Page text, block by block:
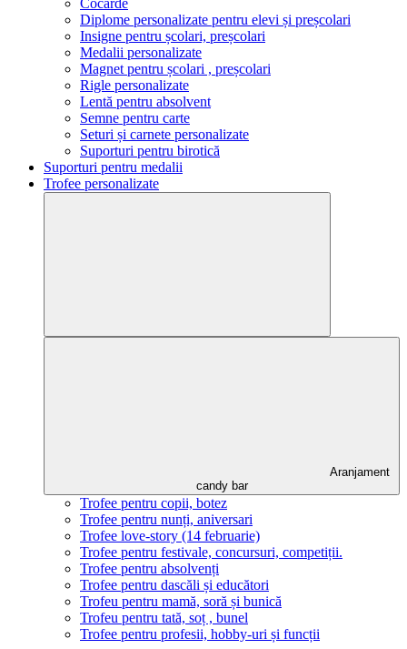
Cocarde
Diplome personalizate pentru elevi și preșcolari
Insigne pentru școlari, preșcolari
Medalii personalizate
Magnet pentru școlari , preșcolari
Rigle personalizate
Lentă pentru absolvent
Semne pentru carte
Seturi și carnete personalizate
Suporturi pentru birotică
Suporturi pentru medalii
Trofee personalizate
Aranjament
candy bar
Trofee pentru copii, botez
Trofee pentru nunți, aniversari
Trofee love-story (14 februarie)
Trofee pentru festivale, concursuri, competiții.
Trofee pentru absolvenți
Trofee pentru dascăli și educători
Trofeu pentru mamă, soră și bunică
Trofeu pentru tată, soț , bunel
Trofee pentru profesii, hobby-uri și funcții